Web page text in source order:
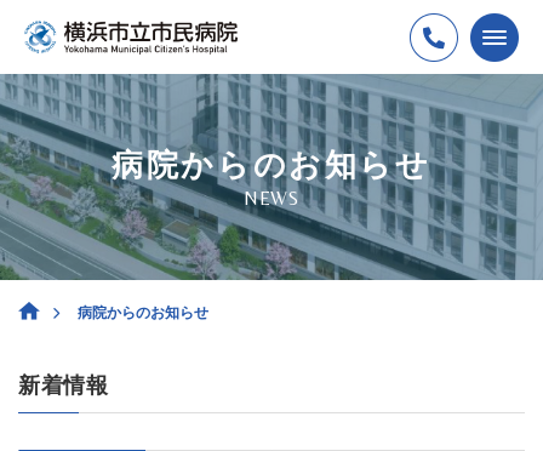
病院からのお知らせ
NEWS
病院からのお知らせ
新着情報